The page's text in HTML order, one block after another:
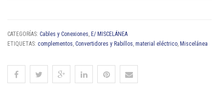
CATEGORÍAS: Cables y Conexiones E/ MISCELÁNEA
ETIQUETAS: complementos Convertidores y Rabillos material eléctrico Miscelánea